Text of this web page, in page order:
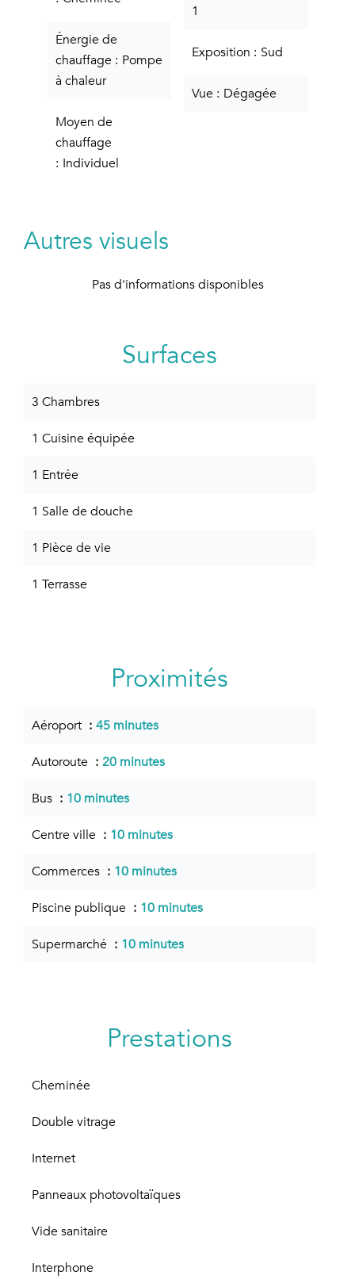
Énergie de
chauffage
Pompe
à chaleur
Moyen de
chauffage
Individuel
1
Exposition Sud
Vue Dégagée
Autres visuels
Pas d'informations disponibles
Surfaces
3 Chambres
1 Cuisine équipée
1 Entrée
1 Salle de douche
1 Pièce de vie
1 Terrasse
Proximités
Aéroport 45 minutes
Autoroute 20 minutes
Bus 10 minutes
Centre ville 10 minutes
Commerces 10 minutes
Piscine publique 10 minutes
Supermarché 10 minutes
Prestations
Cheminée
Double vitrage
Internet
Panneaux photovoltaïques
Vide sanitaire
Interphone